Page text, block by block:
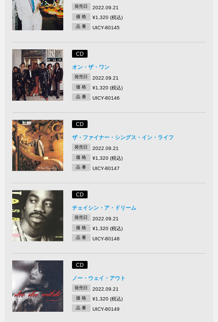
発売日 2022.09.21
価 格 ¥1,320 (税込)
品 番 UICY-80145
CD
オン・ザ・ワン
発売日 2022.09.21
価 格 ¥1,320 (税込)
品 番 UICY-80146
CD
ザ・ファイナー・シングス・イン・ライフ
発売日 2022.09.21
価 格 ¥1,320 (税込)
品 番 UICY-80147
CD
チェイシン・ア・ドリーム
発売日 2022.09.21
価 格 ¥1,320 (税込)
品 番 UICY-80148
CD
ノー・ウェイ・アウト
発売日 2022.09.21
価 格 ¥1,320 (税込)
品 番 UICY-80149